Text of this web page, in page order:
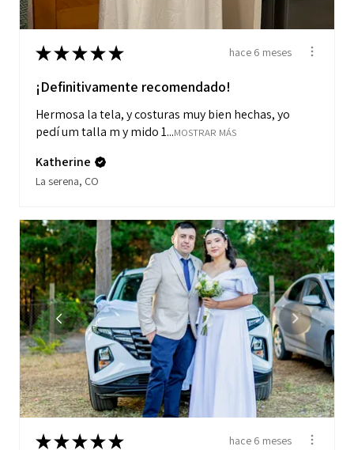
★★★★★ hace 6 meses
¡Definitivamente recomendado!
Hermosa la tela, y costuras muy bien hechas, yo
pedí um talla m y mido 1...MOSTRAR MÁS
Katherine
La serena, CO
★★★★★ hace 6 meses